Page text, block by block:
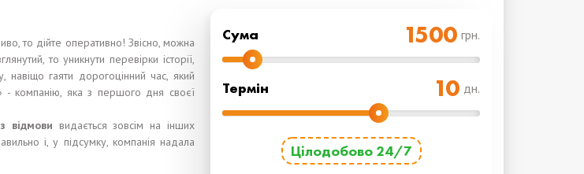
Cума грн.
Термін дн.
Цілодобово 24/7
то дійте оперативно! Звісно, можна
то уникнути перевірки історії,
навіщо гаяти дорогоцінний час, який
- компанію, яка з першого дня своєї
відмови видається зовсім на інших
і, у підсумку, компанія надала